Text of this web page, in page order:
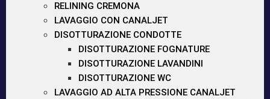
RELINING CREMONA
LAVAGGIO CON CANALJET
DISOTTURAZIONE CONDOTTE
DISOTTURAZIONE FOGNATURE
DISOTTURAZIONE LAVANDINI
DISOTTURAZIONE WC
LAVAGGIO AD ALTA PRESSIONE CANALJET